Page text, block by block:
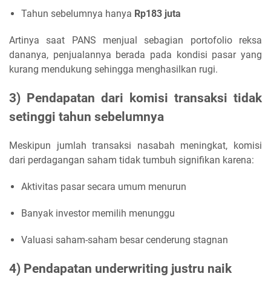
Tahun sebelumnya hanya Rp183 juta
Artinya saat PANS menjual sebagian portofolio reksa
dananya, penjualannya berada pada kondisi pasar yang
kurang mendukung sehingga menghasilkan rugi.
3) Pendapatan dari komisi transaksi tidak
setinggi tahun sebelumnya
Meskipun jumlah transaksi nasabah meningkat, komisi
dari perdagangan saham tidak tumbuh signifikan karena:
Aktivitas pasar secara umum menurun
Banyak investor memilih menunggu
Valuasi saham-saham besar cenderung stagnan
4) Pendapatan underwriting justru naik